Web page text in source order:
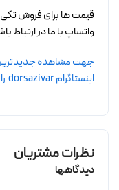
قیمت ها برای فروش
واتساپ با ما در ارتباط باشید.
جهت مشاهده
اینستاگرام dorsazivar را دنبال کنید.
نظرات مشتریان
دیدگاهها